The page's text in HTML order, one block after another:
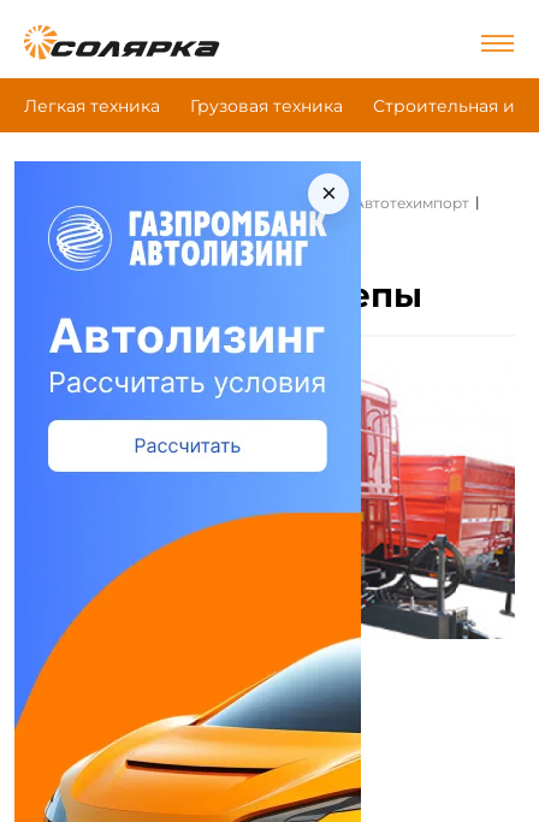
Легкая техника Грузовая техника Строительная и
×
Главная Сельскохозяйственная техника | Автотехимпорт |
Тракторные прицепы
Автотехимпорт
Тракторные прицепы
Автотехимпорт SPC-16
Тракторные прицепы
Длина борта:
6150 мм
Ширина борта:2150 мм
Высота борта:1620 мм
Погрузочная высота:1350 мм
Грузоподъемность: